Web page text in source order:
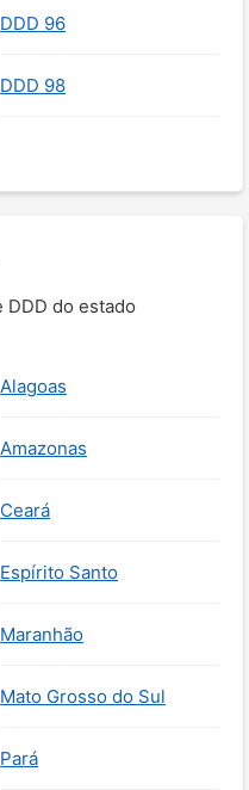
DDD 96
DDD 98
DDD do estado
Alagoas
Amazonas
Ceará
Espírito Santo
Maranhão
Mato Grosso do Sul
Pará